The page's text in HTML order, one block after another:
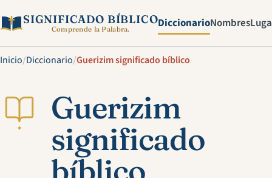
SIGNIFICADO BÍBLICO
Comprende la Palabra. DiccionarioNombres
Inicio/Diccionario/Guerizim significado bíblico
✦
Guerizim
significado